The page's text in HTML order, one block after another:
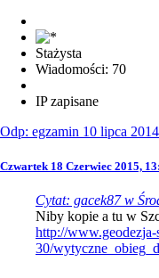
Stażysta
Wiadomości: 70
IP zapisane
Odp: egzamin 10 lipca 2014
Czwartek 18 Czerwiec 2015,
Cytat: gacek87 w
Niby kopie a tu w
http://
30/